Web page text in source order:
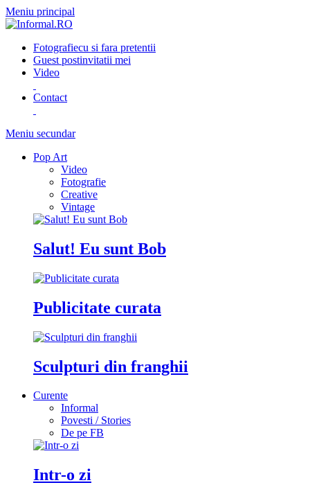
Meniu principal
Fotografiecu si fara pretentii
Guest postinvitatii mei
Video
Contact
Meniu secundar
Pop Art
Video
Fotografie
Creative
Vintage
Salut! Eu sunt Bob
Publicitate curata
Sculpturi din franghii
Curente
Informal
Povesti / Stories
De pe FB
Intr-o zi